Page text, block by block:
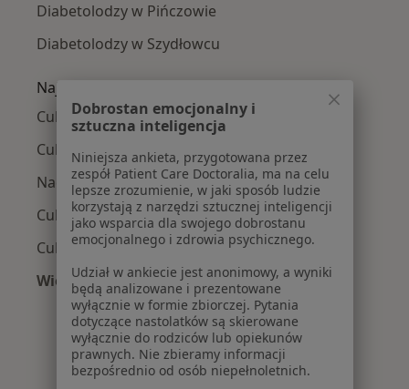
Diabetolodzy w Pińczowie
Diabetolodzy w Szydłowcu
Najczęście leczone choroby
Cukrzyca ciążowa w Kielcach
Cukrzyca typu 2 w Kielcach
Nadciśnienie tętnicze w Kielcach
Cukrzyca w Kielcach
Cukrzyca typu 1 w Kielcach
Więcej (15)
Więcej w kategorii: Najczęście leczone
Dobrostan emocjonalny i
sztuczna inteligencja
Niniejsza ankieta, przygotowana przez
zespół Patient Care Doctoralia, ma na celu
lepsze zrozumienie, w jaki sposób ludzie
korzystają z narzędzi sztucznej inteligencji
jako wsparcia dla swojego dobrostanu
emocjonalnego i zdrowia psychicznego.
Udział w ankiecie jest anonimowy, a wyniki
będą analizowane i prezentowane
wyłącznie w formie zbiorczej. Pytania
dotyczące nastolatków są skierowane
wyłącznie do rodziców lub opiekunów
prawnych. Nie zbieramy informacji
bezpośrednio od osób niepełnoletnich.